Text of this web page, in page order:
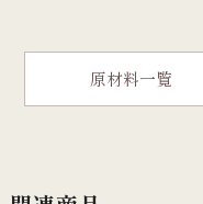
原材料一覧